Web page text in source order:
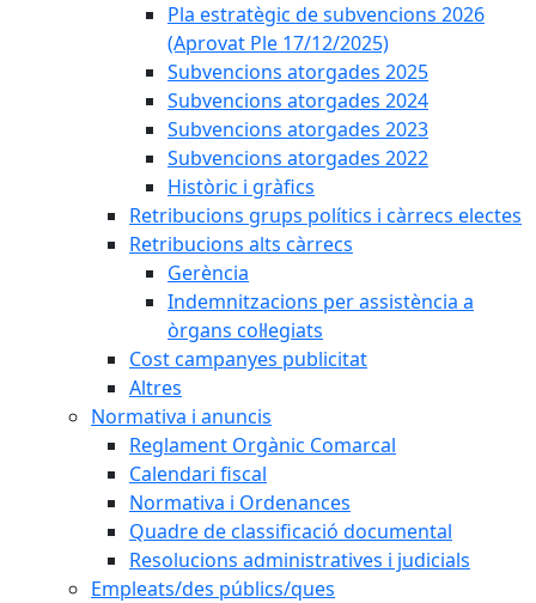
Pla estratègic de subvencions 2026
(Aprovat Ple 17/12/2025)
Subvencions atorgades 2025
Subvencions atorgades 2024
Subvencions atorgades 2023
Subvencions atorgades 2022
Històric i gràfics
Retribucions grups polítics i càrrecs electes
Retribucions alts càrrecs
Gerència
Indemnitzacions per assistència a
òrgans col·legiats
Cost campanyes publicitat
Altres
Normativa i anuncis
Reglament Orgànic Comarcal
Calendari fiscal
Normativa i Ordenances
Quadre de classificació documental
Resolucions administratives i judicials
Empleats/des públics/ques